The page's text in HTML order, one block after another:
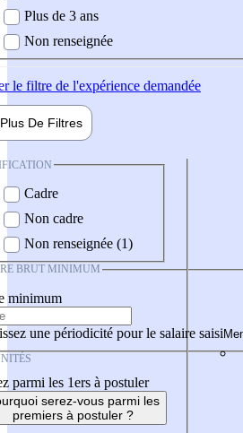
Plus de 3 ans
Non renseignée
le filtre de l'expérience demandée
Plus De Filtres
Cadre
Non cadre
Non renseignée (1)
BRUT MINIMUM
minimum
une périodicité pour le salaire saisi
parmi les 1ers à postuler
serez-vous parmi les
premiers à postuler ?